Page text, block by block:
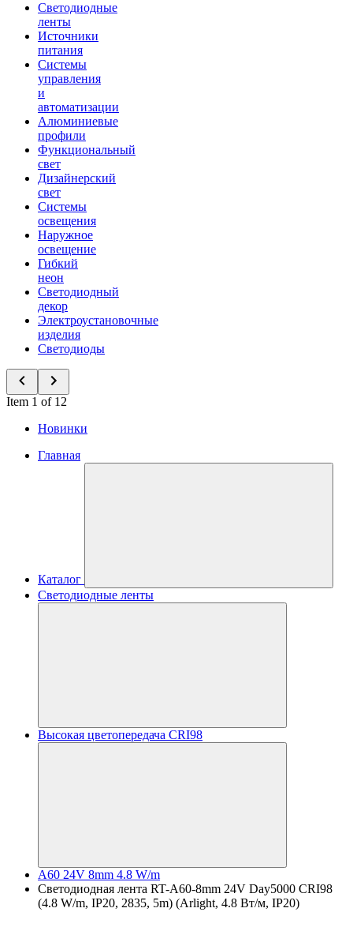
Светодиодные
ленты
Источники
питания
Системы
управления
и
автоматизации
Алюминиевые
профили
Функциональный
свет
Дизайнерский
свет
Системы
освещения
Наружное
освещение
Гибкий
неон
Светодиодный
декор
Электроустановочные
изделия
Светодиоды
Item 1 of 12
Новинки
Главная
Каталог
Светодиодные ленты
Высокая цветопередача CRI98
A60 24V 8mm 4.8 W/m
Светодиодная лента RT-A60-8mm 24V Day5000 CRI98
(4.8 W/m, IP20, 2835, 5m) (Arlight, 4.8 Вт/м, IP20)